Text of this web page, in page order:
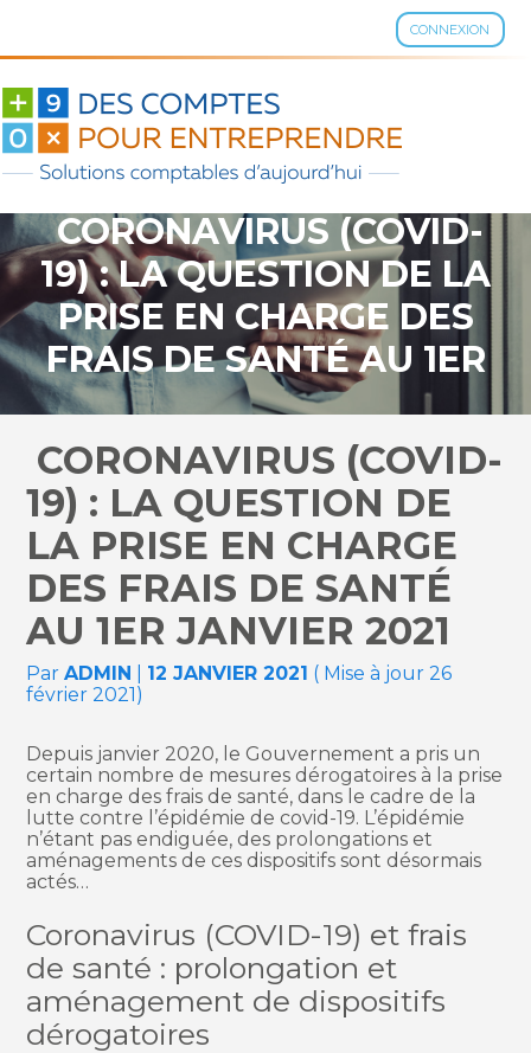
CONNEXION
Aller
contenu
CORONAVIRUS (COVID-
19) : LA QUESTION DE LA
PRISE EN CHARGE DES
FRAIS DE SANTÉ AU 1ER
JANVIER 2021
CORONAVIRUS (COVID-
19) : LA QUESTION DE
LA PRISE EN CHARGE
DES FRAIS DE SANTÉ
AU 1ER JANVIER 2021
ParADMIN 12 JANVIER 2021 ( Mise à jour 26
février 2021)
Depuis janvier 2020, le Gouvernement a pris un
certain nombre de mesures dérogatoires à la prise
en charge des frais de santé, dans le cadre de la
lutte contre l’épidémie de covid-19. L’épidémie
n’étant pas endiguée, des prolongations et
aménagements de ces dispositifs sont désormais
actés…
Coronavirus (COVID-19) et frais
de santé : prolongation et
aménagement de dispositifs
dérogatoires